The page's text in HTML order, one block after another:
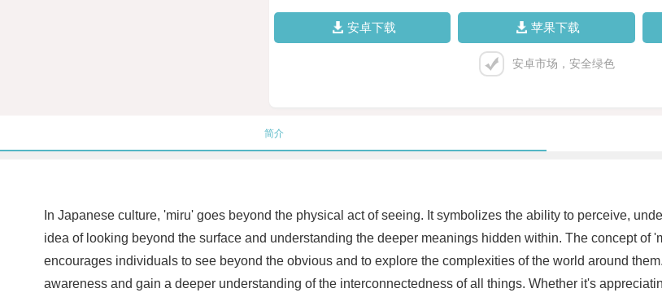
安卓下载 苹果下载
安卓市场，安全绿色
简介
In Japanese culture, 'miru' goes beyond the physical act of seeing. It symbolizes the ability to perceive,
idea of looking beyond the surface and understanding the deeper meanings hidden within. The concept of
encourages individuals to see beyond the obvious and to explore the complexities of the world around
awareness and gain a deeper understanding of the interconnectedness of all things. Whether it's